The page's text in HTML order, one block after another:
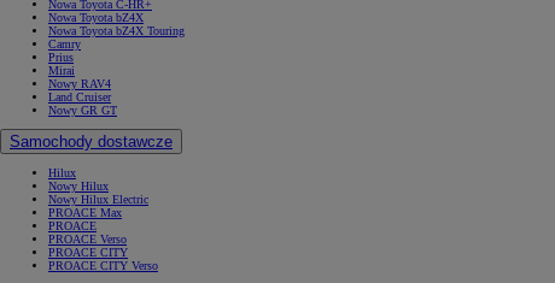
Nowa Toyota C-HR+
Nowa Toyota bZ4X
Nowa Toyota bZ4X Touring
Camry
Prius
Mirai
Nowy RAV4
Land Cruiser
Nowy GR GT
Samochody dostawcze
Hilux
Nowy Hilux
Nowy Hilux Electric
PROACE Max
PROACE
PROACE Verso
PROACE CITY
PROACE CITY Verso